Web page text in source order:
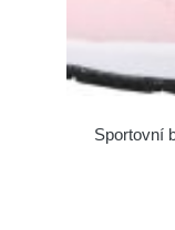
Sportovní